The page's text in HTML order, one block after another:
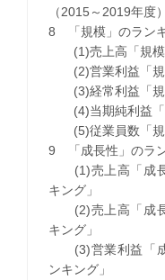
（2015～2019年度）
8 「規模」のランキ
(1)売上高「規模
(2)営業利益「規
(3)経常利益「規
(4)当期純利益「
(5)従業員数「規
9 「成長性」のラ
(1)売上高「成長
キング」
(2)売上高「成長
キング」
(3)営業利益「成
ンキング」